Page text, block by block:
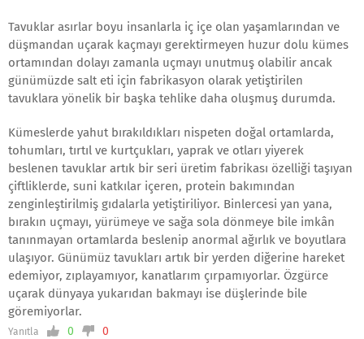
Tavuklar asırlar boyu insanlarla iç içe olan yaşamlarından ve
düşmandan uçarak kaçmayı gerektirmeyen huzur dolu kümes
ortamından dolayı zamanla uçmayı unutmuş olabilir ancak
günümüzde salt eti için fabrikasyon olarak yetiştirilen
tavuklara yönelik bir başka tehlike daha oluşmuş durumda.
Kümeslerde yahut bırakıldıkları nispeten doğal ortamlarda,
tohumları, tırtıl ve kurtçukları, yaprak ve otları yiyerek
beslenen tavuklar artık bir seri üretim fabrikası özelliği taşıyan
çiftliklerde, suni katkılar içeren, protein bakımından
zenginleştirilmiş gıdalarla yetiştiriliyor. Binlercesi yan yana,
bırakın uçmayı, yürümeye ve sağa sola dönmeye bile imkân
tanınmayan ortamlarda beslenip anormal ağırlık ve boyutlara
ulaşıyor. Günümüz tavukları artık bir yerden diğerine hareket
edemiyor, zıplayamıyor, kanatlarım çırpamıyorlar. Özgürce
uçarak dünyaya yukarıdan bakmayı ise düşlerinde bile
göremiyorlar.
Yanıtla 0 0